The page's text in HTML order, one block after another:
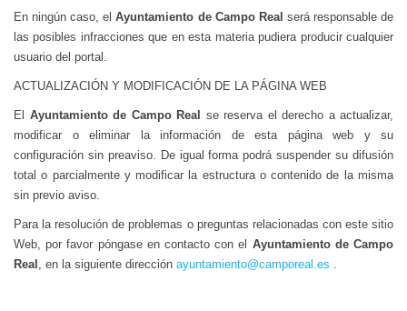
En ningún caso, elAyuntamiento de Campo Real será responsable de
las posibles infracciones que en esta materia pudiera producir cualquier
usuario del portal.
ACTUALIZACIÓN Y MODIFICACIÓN DE LA PÁGINA WEB
El Ayuntamiento de Campo Real se reserva el derecho a actualizar,
modificar o eliminar la información de esta página web y su
configuración sin preaviso. De igual forma podrá suspender su difusión
total o parcialmente y modificar la estructura o contenido de la misma
sin previo aviso.
Para la resolución de problemas o preguntas relacionadas con este sitio
Web, por favor póngase en contacto con el Ayuntamiento de Campo
Real , en la siguiente dirección ayuntamiento@camporeal.es .